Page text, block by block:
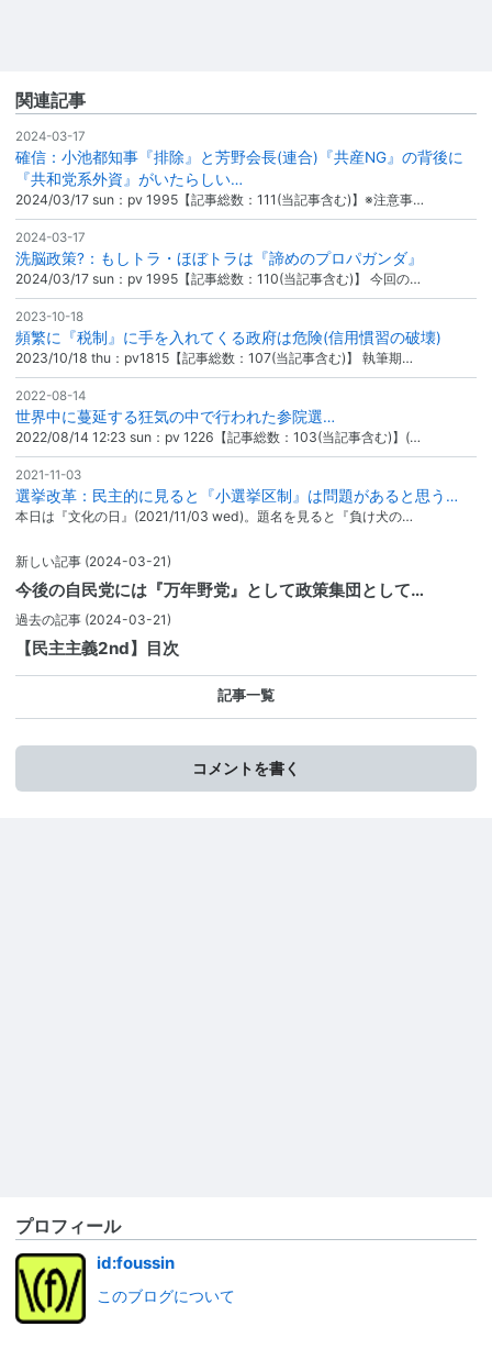
関連記事
2024-03-17
確信：小池都知事『排除』と芳野会長(連合)『共産NG』の背後に
『共和党系外資』がいたらしい…
2024/03/17 sun：pv 1995【記事総数：111(当記事含む)】※注意事…
2024-03-17
洗脳政策?：もしトラ・ほぼトラは『諦めのプロパガンダ』
2024/03/17 sun：pv 1995【記事総数：110(当記事含む)】 今回の…
2023-10-18
頻繁に『税制』に手を入れてくる政府は危険(信用慣習の破壊)
2023/10/18 thu：pv1815【記事総数：107(当記事含む)】 執筆期…
2022-08-14
世界中に蔓延する狂気の中で行われた参院選…
2022/08/14 12:23 sun：pv 1226【記事総数：103(当記事含む)】(…
2021-11-03
選挙改革：民主的に見ると『小選挙区制』は問題があると思う…
本日は『文化の日』(2021/11/03 wed)。題名を見ると『負け犬の…
新しい記事 (2024-03-21)
今後の自民党には『万年野党』として政策集団として…
過去の記事 (2024-03-21)
【民主主義2nd】目次
記事一覧
コメントを書く
プロフィール
id:foussin
このブログについて